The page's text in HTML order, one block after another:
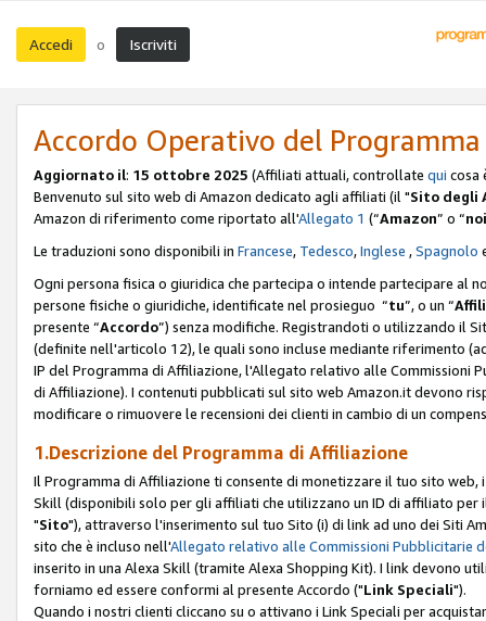
Accedi o Iscriviti
Accordo Operativo del
Aggiornato il: 15 ottobre 2025 (Affiliati attuali, controllate qui cosa
Benvenuto sul sito web di Amazon dedicato agli affiliati (il "Sito degli
Amazon di riferimento come riportato all'Allegato 1 (“Amazon” o “noi
Le traduzioni sono disponibili in Francese, Tedesco,Inglese ,Spagnolo
Ogni persona fisica o giuridica che partecipa o intende partecipare al
persone fisiche o giuridiche, identificate nel prosieguo “tu”, o un “
presente “Accordo”) senza modifiche. Registrandoti o utilizzando il
(definite nell'articolo 12), le quali sono incluse mediante riferimento
IP del Programma di Affiliazione, l'Allegato relativo alle Commissioni
di Affiliazione). I contenuti pubblicati sul sito web Amazon.it devono
modificare o rimuovere le recensioni dei clienti in cambio di un
1.Descrizione del Programma di Affiliazione
Il Programma di Affiliazione ti consente di monetizzare il tuo sito
Skill (disponibili solo per gli affiliati che utilizzano un ID di affiliato per
"Sito"), attraverso l'inserimento sul tuo Sito (i) di link ad uno dei Siti
sito che è incluso nell'Allegato relativo alle Commissioni Pubblicitarie
inserito in una Alexa Skill (tramite Alexa Shopping Kit). I link devono
forniamo ed essere conformi al presente Accordo ("Link Speciali").
Quando i nostri clienti cliccano su o attivano i Link Speciali per